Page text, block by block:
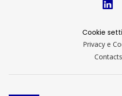
Cookie
Privacy e
Contacts